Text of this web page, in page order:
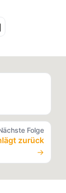
Folge
zurück
→